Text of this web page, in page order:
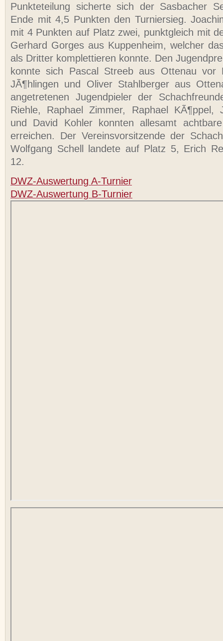
Punkteteilung sicherte sich der Sasbacher
Ende mit 4,5 Punkten den Turniersieg.
mit 4 Punkten auf Platz zwei, punktgleich mit
Gerhard Gorges aus Kuppenheim, welcher
als Dritter komplettieren konnte. Den
konnte sich Pascal Streeb aus Ottenau vor
JÃ¶hlingen und Oliver Stahlberger aus
angetretenen Jugendpieler der
Riehle, Raphael Zimmer, Raphael KÃ¶ppel,
und David Kohler konnten allesamt
erreichen. Der Vereinsvorsitzende der
Wolfgang Schell landete auf Platz 5, Erich
12.
DWZ-Auswertung A-Turnier
DWZ-Auswertung B-Turnier